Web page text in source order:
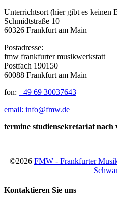
Unterrichtsort (hier gibt es keinen
Schmidtstraße 10
60326 Frankfurt am Main
Postadresse:
fmw frankfurter musikwerkstatt
Postfach 190150
60088 Frankfurt am Main
fon: +49 69 30037643
email: info@fmw.de
termine studiensekretariat nach
©2026 FMW - Frankfurter
Kontaktieren Sie uns